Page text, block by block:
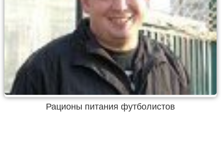
Рационы питания футболистов